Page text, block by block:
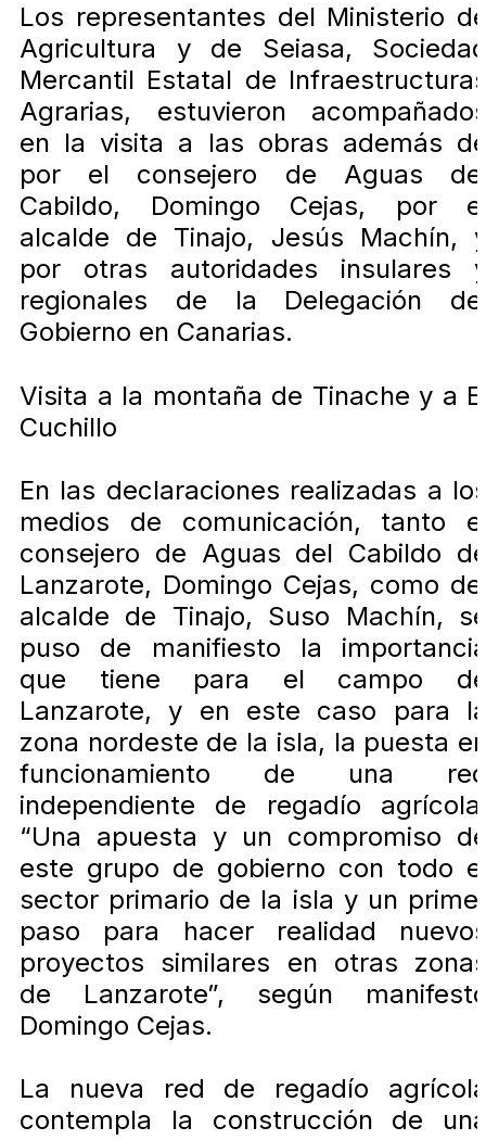
Los representantes del Ministerio
Agricultura y de Seiasa,
Mercantil Estatal de
Agrarias, estuvieron
en la visita a las obras además
por el consejero de Aguas
Cabildo, Domingo Cejas, por
alcalde de Tinajo, Jesús Machín,
por otras autoridades insulares
regionales de la Delegación
Gobierno en Canarias.
Visita a la montaña de Tinache y a
Cuchillo
En las declaraciones realizadas a
medios de comunicación, tanto
consejero de Aguas del Cabildo
Lanzarote, Domingo Cejas, como
alcalde de Tinajo, Suso Machín,
puso de manifiesto la
que tiene para el campo
Lanzarote, y en este caso para
zona nordeste de la isla, la puesta
funcionamiento de una
independiente de regadío
“Una apuesta y un compromiso
este grupo de gobierno con todo
sector primario de la isla y un
paso para hacer realidad
proyectos similares en otras
de Lanzarote”, según
Domingo Cejas.
La nueva red de regadío
contempla la construcción de